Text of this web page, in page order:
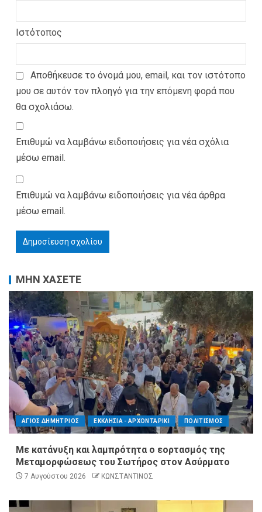
Ιστότοπος
Αποθήκευσε το όνομά μου, email, και τον ιστότοπο
μου σε αυτόν τον πλοηγό για την επόμενη φορά που
θα σχολιάσω.
Επιθυμώ να λαμβάνω ειδοποιήσεις για νέα σχόλια
μέσω email.
Επιθυμώ να λαμβάνω ειδοποιήσεις για νέα άρθρα
μέσω email.
ΜΗΝ ΧΑΣΕΤΕ
ΑΓΙΟΣ ΔΗΜΗΤΡΙΟΣ ΕΚΚΛΗΣΙΑ - ΑΡΧΟΝΤΑΡΙΚΙ ΠΟΛΙΤΙΣΜΟΣ
Με κατάνυξη και λαμπρότητα ο εορτασμός της
Μεταμορφώσεως του Σωτήρος στον Ασύρματο
7 Αυγούστου 2026 ΚΩΝΣΤΑΝΤΙΝΟΣ